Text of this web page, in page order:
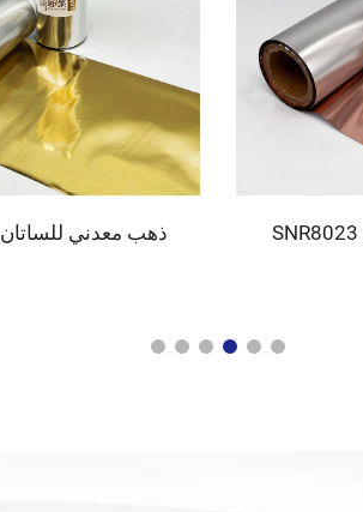
ذهب معدني للساتان SNR8220